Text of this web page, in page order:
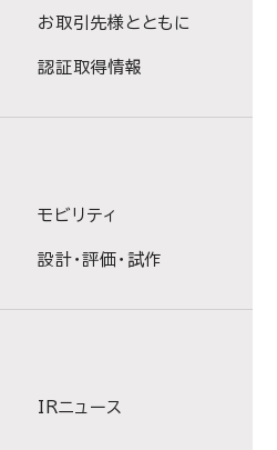
お取引先様とともに
認証取得情報
モビリティ
設計・評価・試作
IRニュース